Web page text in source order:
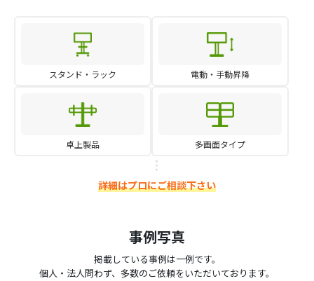
スタンド・ラック 電動・手動昇降
卓上製品 多画面タイプ
詳細はプロにご相談下さい
事例写真
掲載している事例は一例です。
個人・法人問わず、多数のご依頼をいただいております。